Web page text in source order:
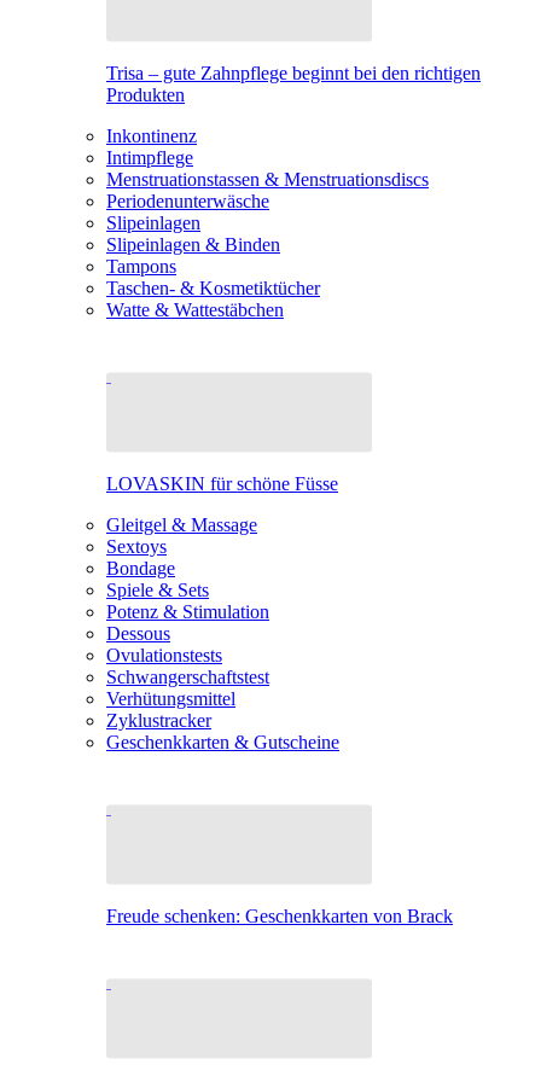
Trisa – gute Zahnpflege beginnt bei den richtigen
Produkten
Inkontinenz
Intimpflege
Menstruationstassen & Menstruationsdiscs
Periodenunterwäsche
Slipeinlagen
Slipeinlagen & Binden
Tampons
Taschen- & Kosmetiktücher
Watte & Wattestäbchen
LOVASKIN für schöne Füsse
Gleitgel & Massage
Sextoys
Bondage
Spiele & Sets
Potenz & Stimulation
Dessous
Ovulationstests
Schwangerschaftstest
Verhütungsmittel
Zyklustracker
Geschenkkarten & Gutscheine
Freude schenken: Geschenkkarten von Brack